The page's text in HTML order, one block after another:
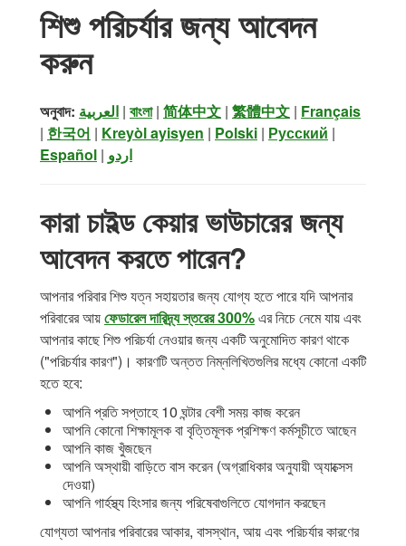
শিশু পরিচর্যার জন্য আবেদন
করুন
অনুবাদ: العربية | বাংলা| 简体中文 | 繁體中文 | Français
| 한국어 | Kreyòl ayisyen | Polski | Русский |
Español | اردو
কারা চাইল্ড কেয়ার ভাউচারের জন্য
আবেদন করতে পারেন?
আপনার পরিবার শিশু যত্ন সহায়তার জন্য যোগ্য হতে পারে যদি আপনার
পরিবারের আয়ফেডারেল দারিদ্র্য স্তরের 300%এর নিচে নেমে যায় এবং
আপনার কাছে শিশু পরিচর্যা নেওয়ার জন্য একটি অনুমোদিত কারণ থাকে
("পরিচর্যার কারণ")। কারণটি অন্তত নিম্নলিখিতগুলির মধ্যে কোনো একটি
হতে হবে:
আপনি প্রতি সপ্তাহে 10 ঘন্টার বেশী সময় কাজ করেন
আপনি কোনো শিক্ষামূলক বা বৃত্তিমূলক প্রশিক্ষণ কর্মসূচীতে আছেন
আপনি কাজ খুঁজছেন
আপনি অস্থায়ী বাড়িতে বাস করেন (অগ্রাধিকার অনুযায়ী অ্যাক্সেস
দেওয়া)
আপনি গার্হস্থ্য হিংসার জন্য পরিষেবাগুলিতে যোগদান করছেন
যোগ্যতা আপনার পরিবারের আকার, বাসস্থান, আয় এবং পরিচর্যার কারণের